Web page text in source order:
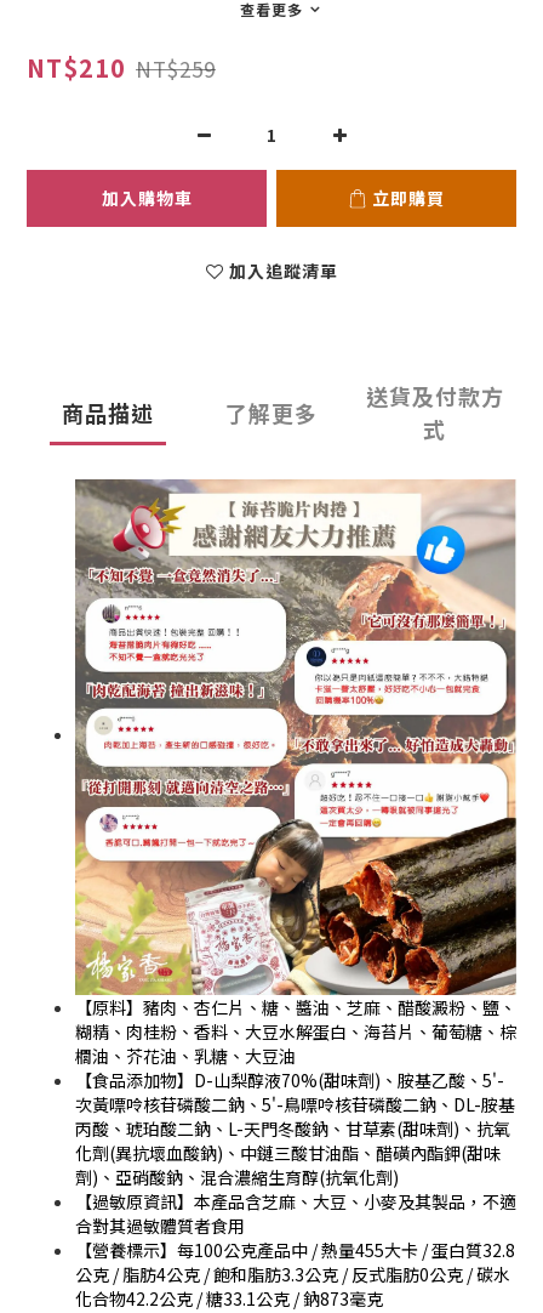
查看更多
NT$210 NT$259
加入購物車 立即購買
加入追蹤清單
商品描述 了解更多
送貨及付款方
式
【原料】 豬肉、杏仁片、糖、醬油、芝麻、醋酸澱粉、鹽、
糊精、肉桂粉、香料、大豆水解蛋白、海苔片、葡萄糖、棕
櫚油、芥花油、乳糖、大豆油
【食品添加物】 D-山梨醇液70%(甜味劑)、胺基乙酸、5'-
次黃嘌呤核苷磷酸二鈉、5'-鳥嘌呤核苷磷酸二鈉、DL-胺基
丙酸、琥珀酸二鈉、L-天門冬酸鈉、甘草素(甜味劑)、抗氧
化劑(異抗壞血酸鈉)、中鏈三酸甘油酯、醋磺內酯鉀(甜味
劑)、亞硝酸鈉、混合濃縮生育醇(抗氧化劑)
【過敏原資訊】本產品含芝麻、大豆、小麥及其製品，不適
合對其過敏體質者食用
【營養標示】每100公克產品中 / 熱量455大卡 / 蛋白質32.8
公克 / 脂肪4公克 / 飽和脂肪3.3公克 / 反式脂肪0公克 / 碳水
化合物42.2公克 / 糖33.1公克 / 鈉873毫克